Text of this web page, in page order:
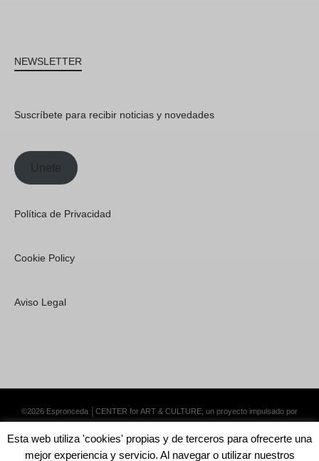
NEWSLETTER
Suscríbete para recibir noticias y novedades
Únete
Política de Privacidad
Cookie Policy
Aviso Legal
©2026 Espronceda │CENTER for ART & CULTURE; un proyecto impulsado por
Esta web utiliza 'cookies' propias y de terceros para ofrecerte una
mejor experiencia y servicio. Al navegar o utilizar nuestros